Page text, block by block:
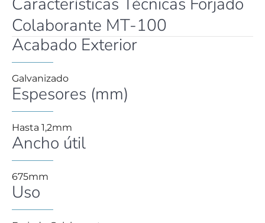
Colaborante MT-100
Acabado Exterior
Galvanizado
Espesores (mm)
Hasta 1,2mm
Ancho útil
675mm
Uso